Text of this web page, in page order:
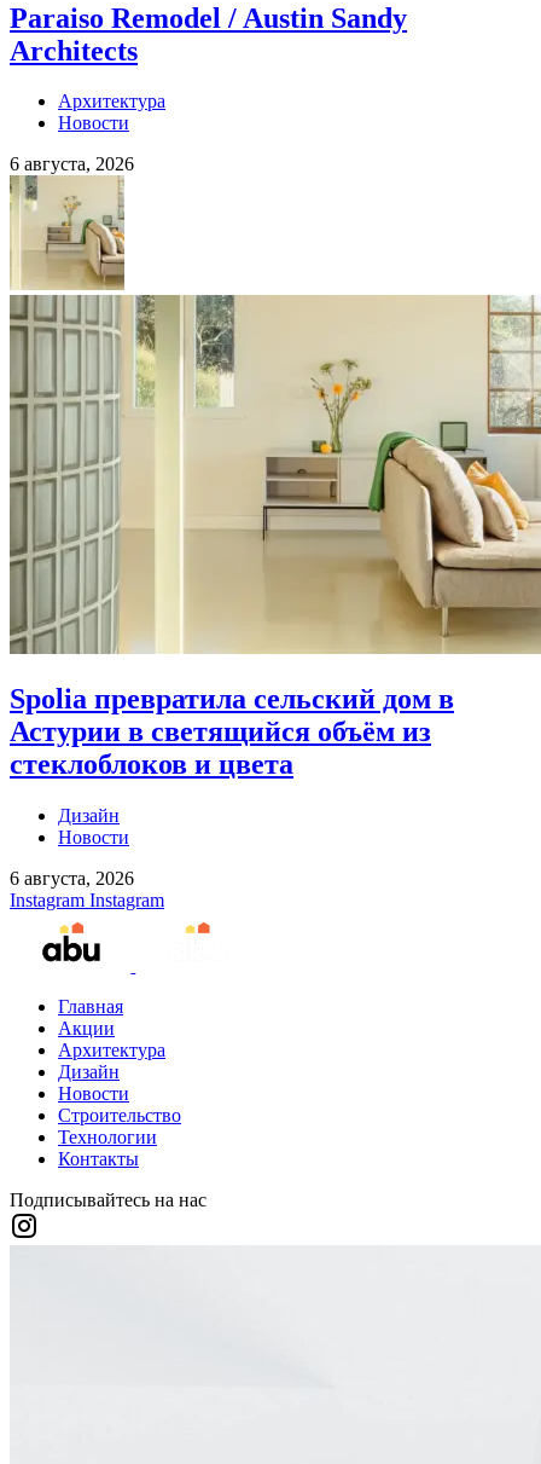
Paraiso Remodel / Austin Sandy
Architects
Архитектура
Новости
6 августа, 2026
Spolia превратила сельский дом в
Астурии в светящийся объём из
стеклоблоков и цвета
Дизайн
Новости
6 августа, 2026
Instagram Instagram
Главная
Акции
Архитектура
Дизайн
Новости
Строительство
Технологии
Контакты
Подписывайтесь на нас